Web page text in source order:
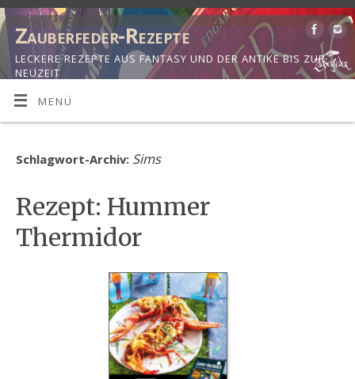
Zauberfeder-Rezepte
LECKERE REZEPTE AUS FANTASY UND DER ANTIKE BIS ZUR
NEUZEIT
MENÜ
Schlagwort-Archiv: Sims
Rezept: Hummer
Thermidor